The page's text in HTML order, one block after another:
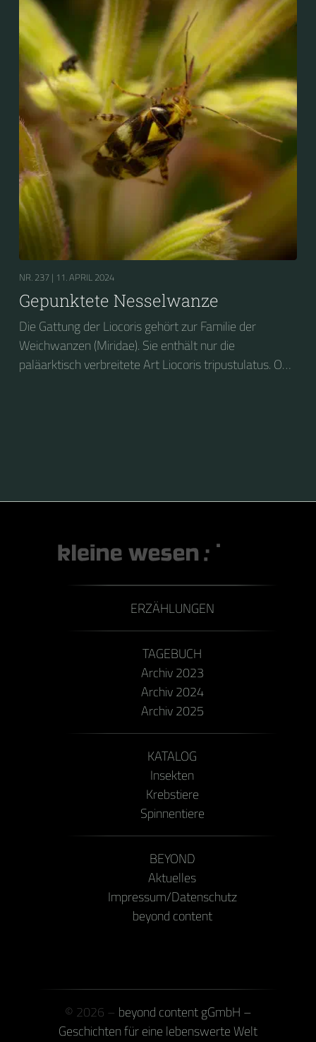
Nesselwanze bezeichnet.
NR. 237 | 11. APRIL 2024
Gepunktete Nesselwanze
Die Gattung der Liocoris gehört zur Familie der
Weichwanzen (Miridae). Sie enthält nur die
paläarktisch verbreitete Art Liocoris tripustulatus. Ob
ERZÄHLUNGEN
TAGEBUCH
Archiv 2023
Archiv 2024
Archiv 2025
KATALOG
Insekten
Krebstiere
Spinnentiere
BEYOND
Aktuelles
Impressum/Datenschutz
beyond content
© 2026 – beyond content gGmbH –
Geschichten für eine lebenswerte Welt